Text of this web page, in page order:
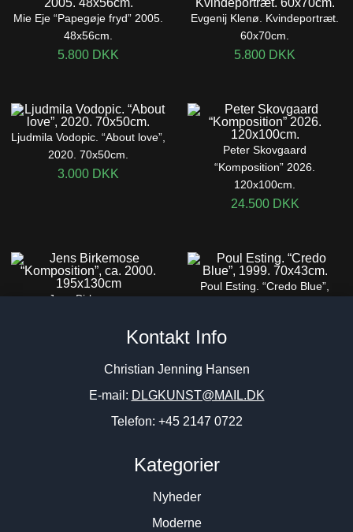
Mie Eje “Papegøje fryd” 2005.
48x56cm.
5.800 DKK
Evgenij Klenø. Kvindeportræt.
60x70cm.
5.800 DKK
Ljudmila Vodopic. “About love”,
2020. 70x50cm.
3.000 DKK
Peter Skovgaard
“Komposition” 2026.
120x100cm.
24.500 DKK
Jens Birkemose
Poul Esting. “Credo Blue”,
Kontakt Info
Christian Jenning Hansen
E-mail: DLGKUNST@MAIL.DK
Telefon: +45 2147 0722
Kategorier
Nyheder
Moderne